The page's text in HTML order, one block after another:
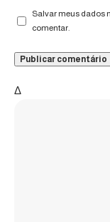
Salvar meus dados
comentar.
Δ